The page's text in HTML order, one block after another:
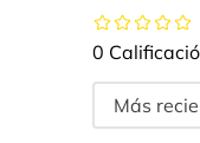
0
Más